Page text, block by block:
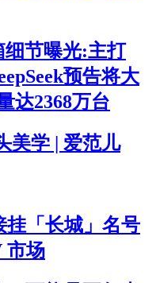
节曝光:主打
预告将大
达2368万台
美学 | 爱范儿
挂「长城」名号
市场